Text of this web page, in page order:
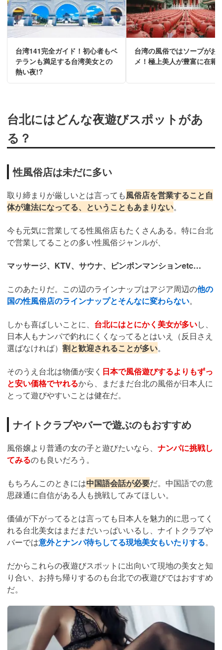
台湾141完全ガイド！初心者もベ
テランも満足する台湾美女との
熱い夜!?
台湾の風俗ではソープがお
メ！極上美人が豊富に在籍
台北にはどんな夜遊びスポットがあ
る？
性風俗店は未だに多い
取り締まりが厳しいとは言っても風俗店を営業すること自
体が違法になってる、ということもあまりない。
今も元気に営業してる性風俗店もたくさんある。特に台北
で営業してることの多い性風俗ジャンルが、
マッサージ、KTV、サウナ、ピンポンマンションetc…
このあたりだ。この辺のラインナップはアジア周辺の他の
国の性風俗店のラインナップとそんなに変わらない。
しかも喜ばしいことに、 台北にはとにかく美女が多いし、
日本人もナンパで釣れにくくなってるとはいえ（反日さえ
選ばなければ） 割と歓迎されることが多い。
そのうえ台北は物価が安く 日本で風俗遊びするよりもずっ
と安い価格でヤれるから、まだまだ台北の風俗が日本人に
とって遊びやすいことは健在だ。
ナイトクラブやバーで遊ぶのもおすすめ
風俗嬢より普通の女の子と遊びたいなら、 ナンパに挑戦し
てみるのも良いだろう。
もちろんこのときには中国語会話が必要だ。中国語での意
思疎通に自信がある人も挑戦してみてほしい。
価値が下がってるとは言っても日本人を魅力的に思ってく
れる台北美女はまだまだいっぱいいるし、ナイトクラブや
バーでは意外とナンパ待ちしてる現地美女もいたりする。
だからこれらの夜遊びスポットに出向いて現地の美女と知
り合い、お持ち帰りするのも台北での夜遊びではおすすめ
だ。